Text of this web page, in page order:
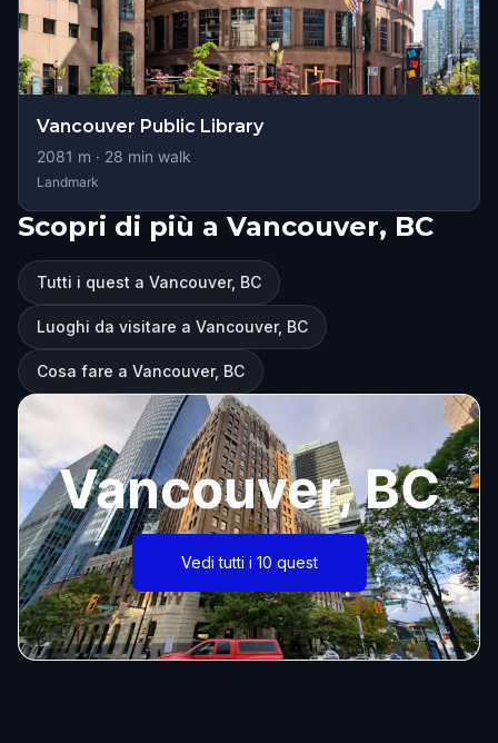
Vancouver Public Library
2081 m · 28 min walk
Landmark
Scopri di più a Vancouver, BC
Tutti i quest a Vancouver, BC
Luoghi da visitare a Vancouver, BC
Cosa fare a Vancouver, BC
Vancouver, BC
Vedi tutti i 10 quest